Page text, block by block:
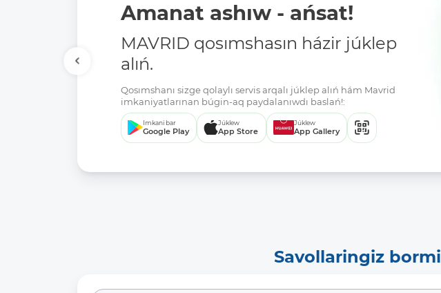
Amanat ashıw - ańsat!
MAVRID qosımshasın házir júklep
alıń.
Qosımshanı sizge qolaylı servis arqalı júklep alıń hám Mavrid
imkaniyatlarınan búgin-aq paydalanıwdı baslań!:
Imkani bar
Google Play
Júklew
App Store
Júklew
App Gallery
Savollaringiz